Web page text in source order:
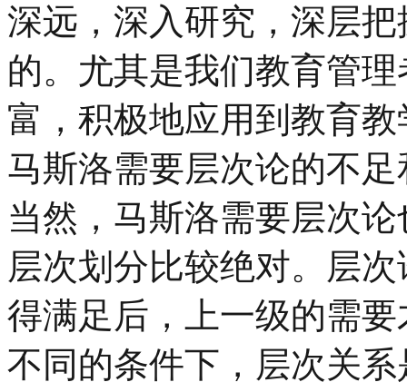
深远，深入研究，深层
的。尤其是我们教育管
富，积极地应用到教育
马斯洛需要层次论的不足
当然，马斯洛需要层次
层次划分比较绝对。层
得满足后，上一级的需
不同的条件下，层次关